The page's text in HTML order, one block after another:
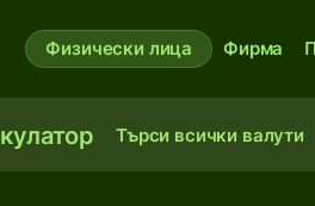
Физически лица Фирма
Търси всички валути